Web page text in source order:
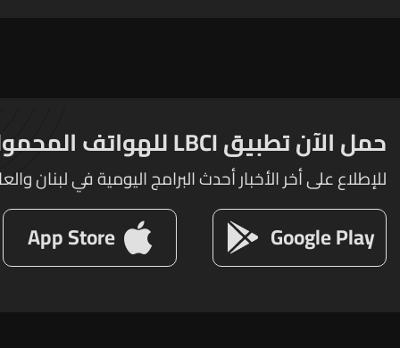
حمل الآن تطبيق LBCI للهواتف المحمولة
للإطلاع على أخر الأخبار أحدث البرامج اليومية في لبنان
Google Play
App Store